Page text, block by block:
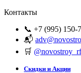
Контакты
📞 +7 (995) 150-
📬
🛒
Скидки и Акции